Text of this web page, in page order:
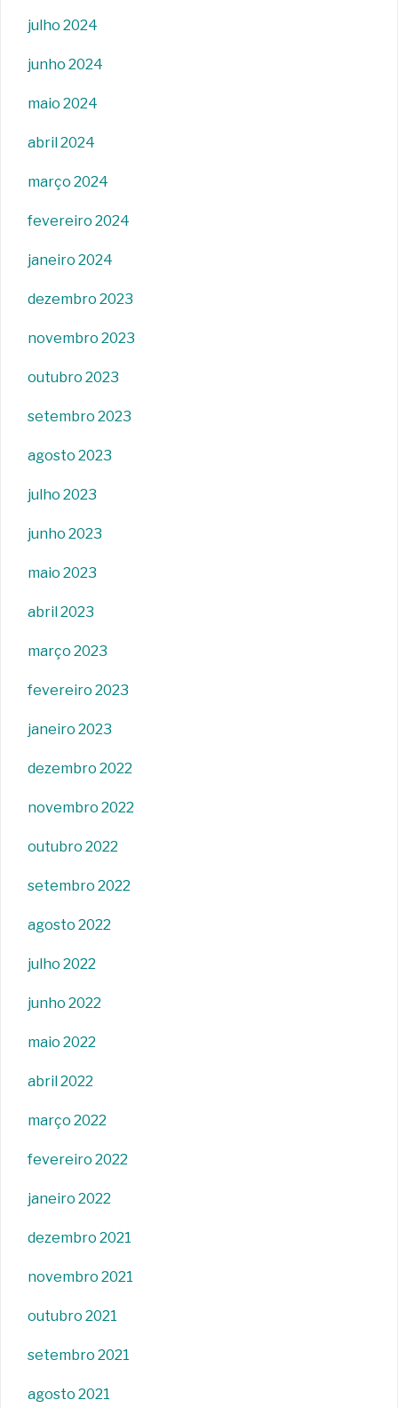
julho 2024
junho 2024
maio 2024
abril 2024
março 2024
fevereiro 2024
janeiro 2024
dezembro 2023
novembro 2023
outubro 2023
setembro 2023
agosto 2023
julho 2023
junho 2023
maio 2023
abril 2023
março 2023
fevereiro 2023
janeiro 2023
dezembro 2022
novembro 2022
outubro 2022
setembro 2022
agosto 2022
julho 2022
junho 2022
maio 2022
abril 2022
março 2022
fevereiro 2022
janeiro 2022
dezembro 2021
novembro 2021
outubro 2021
setembro 2021
agosto 2021